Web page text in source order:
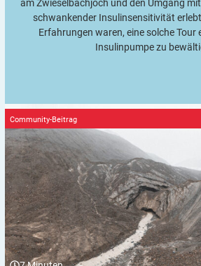
am Zwieselbachjoch und den Umgang
schwankender Insulinsensitivität
Erfahrungen waren, eine solche Tour
Insulinpumpe zu
Community-Beitrag